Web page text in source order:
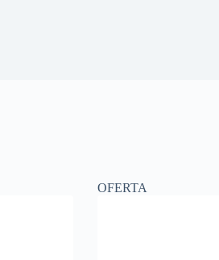
OFERTA